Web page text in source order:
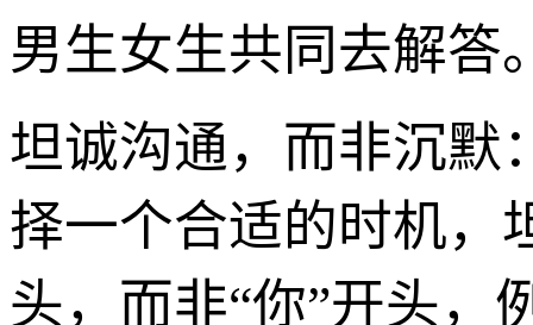
男生女生共同去解答
坦诚沟通，而非沉默
择一个合适的时机，
头，而非“你”开头